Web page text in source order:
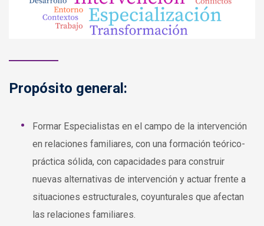
Propósito general:
Formar Especialistas en el campo de la intervención
en relaciones familiares, con una formación teórico-
práctica sólida, con capacidades para construir
nuevas alternativas de intervención y actuar frente a
situaciones estructurales, coyunturales que afectan
las relaciones familiares.